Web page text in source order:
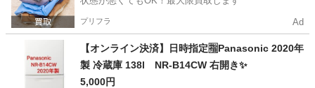
プリフラ Ad
【オンライン決済】日時指定🈯️Panasonic 2020年
製 冷蔵庫 138l NR-B14CW 右開き✨️
5,000円